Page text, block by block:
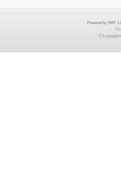
Powered by SMF